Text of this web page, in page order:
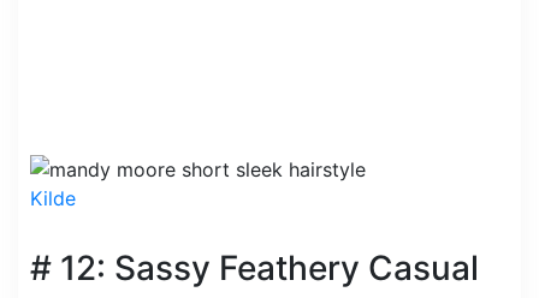
Kilde
# 12: Sassy Feathery Casual